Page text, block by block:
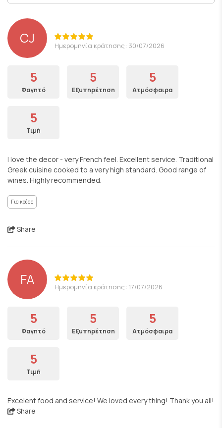
CJ Ημερομηνία κράτησης: 30/07/2026
5
Φαγητό
5
Εξυπηρέτηση
5
Ατμόσφαιρα
5
Τιμή
I love the decor - very French feel. Excellent service. Traditional
Greek cuisine cooked to a very high standard. Good range of
wines. Highly recommended.
Για κρέας
Share
FA Ημερομηνία κράτησης: 17/07/2026
5
Φαγητό
5
Εξυπηρέτηση
5
Ατμόσφαιρα
5
Τιμή
Excelent food and service! We loved every thing! Thank you all!
Share